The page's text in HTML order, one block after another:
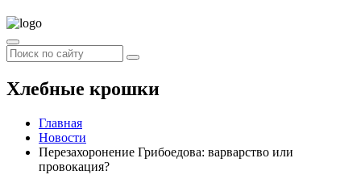
Хлебные крошки
Главная
Новости
Перезахоронение Грибоедова: варварство или
провокация?